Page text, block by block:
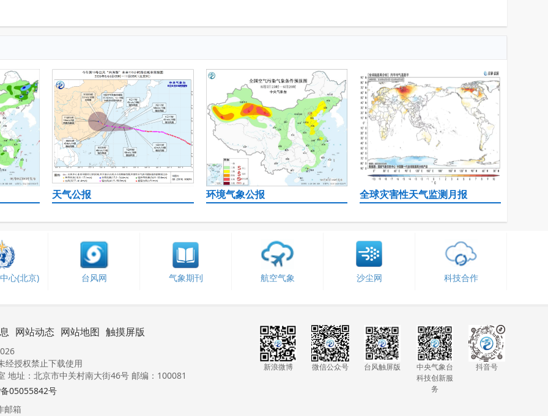
天气公报 环境气象公报 全球灾害性天气监测月报
心(北京) 台风网 气象期刊 航空气象 沙尘网 科技合作
网站动态 网站地图 触摸屏版
经授权禁止下载使用
地址：北京市中关村南大街46号 邮编：100081
05055842号
邮箱
新浪微博 微信公众号 台风触屏版
中央气象台
科技创新服
务
抖音号